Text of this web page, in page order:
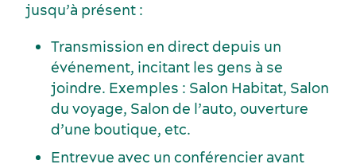
jusqu’à présent :
Transmission en direct depuis un
événement, incitant les gens à se
joindre. Exemples : Salon Habitat, Salon
du voyage, Salon de l’auto, ouverture
d’une boutique, etc.
Entrevue avec un conférencier avant